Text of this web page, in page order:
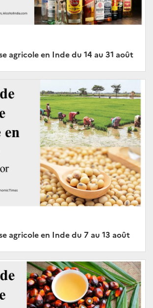
agricole en Inde du 14 au 31 août
agricole en Inde du 7 au 13 août